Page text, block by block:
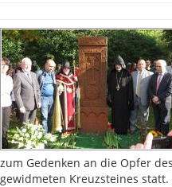
zum Gedenken an die Opfer
gewidmeten Kreuzsteines statt.